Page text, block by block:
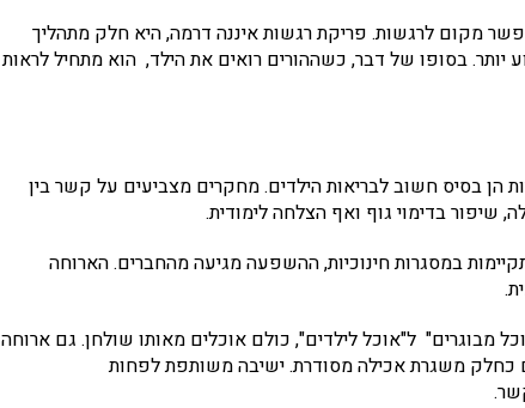
מקום לרגשות. פריקת רגשות איננה דרמה, היא חלק מתהליך
בסופו של דבר, כשההורים רואים את הילד, הוא מתחיל לראות
הן בסיס חשוב לבריאות הילדים. מחקרים מצביעים על קשר בין
בדימוי גוף ואף הצלחה לימודית.
במסגרות חינוכיות, ההשפעה מגיעה מהחברים. הארוחה
מבוגרים" ל"אוכל לילדים", כולם אוכלים מאותו שולחן. גם ארוחה
כחלק משגרת אכילה מסודרת. ישיבה משותפת לפחות